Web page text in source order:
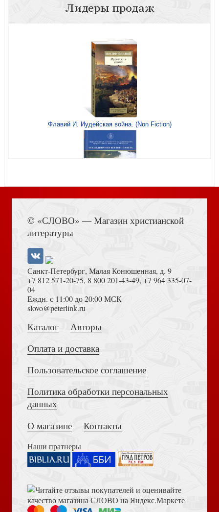
Библейский кроссворд. Выпуск №5 (Ваката) 562
Открытка «Фиолет», С днем Рождения! 10*15, (Ваката)
66
Блокнот 100*140 мм «Верить в невидимое (Принцесса и
Блокнот А6 «Пасхальная корзина» (Ваката)
Притчи Иисуса с иллюстрациями: (В трёх частях): Часть
Открытка С Новым Годом «Дом, где тебя всегда ждут»
Лидеры продаж
Флавий И. Иудейская война. (Non Fiction)
Толкование на Апокалипсис (Тихоний Африканский)
Достоевский Ф.М. Сила и правда России (2024)
е изд., перераб., и доп., синий бумвинил)
© «СЛОВО» — Магазин христианской
литературы
Санкт-Петербург, Малая Конюшенная, д. 9
+7 812 571-20-75, 8 800 201-43-49, +7 964 335-07-
04
Еждн. с 11:00 до 20:00 МСК
slovo@peterlink.ru
Каталог
Авторы
Оплата и доставка
Пользовательское соглашение
Политика обработки персональных
данных
О магазине
Контакты
Наши пратнеры